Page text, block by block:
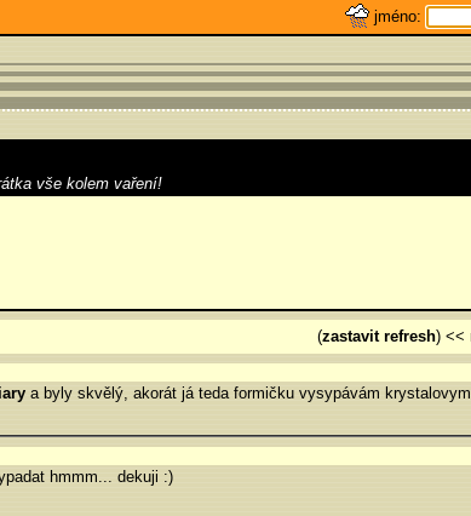
jméno:
vše kolem vaření!
(zastavit refresh) <<
a byly skvělý, akorát já teda formičku vysypávám
hmmm... dekuji :)